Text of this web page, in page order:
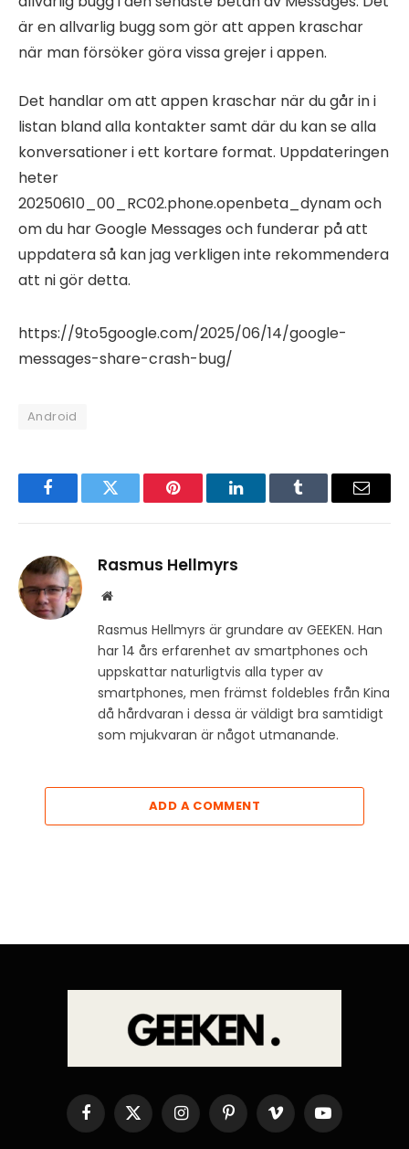
är en allvarlig bugg som gör att appen kraschar
när man försöker göra vissa grejer i appen.
Det handlar om att appen kraschar när du går in i
listan bland alla kontakter samt där du kan se alla
konversationer i ett kortare format. Uppdateringen
heter
20250610_00_RC02.phone.openbeta_dynam och
om du har Google Messages och funderar på att
uppdatera så kan jag verkligen inte rekommendera
att ni gör detta.
https://9to5google.com/2025/06/14/google-
messages-share-crash-bug/
Android
FacebookTwitter Pinterest LinkedInTumblr Email
Rasmus Hellmyrs
Website
Rasmus Hellmyrs är grundare av GEEKEN. Han
har 14 års erfarenhet av smartphones och
uppskattar naturligtvis alla typer av
smartphones, men främst foldebles från Kina
då hårdvaran i dessa är väldigt bra samtidigt
som mjukvaran är något utmanande.
ADD A COMMENT
Facebook
X
(Twitter)
InstagramPinterestVimeo YouTube